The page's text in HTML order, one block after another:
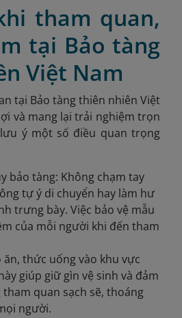
tham quan,
tại Bảo tàng
Việt Nam
tại Bảo tàng thiên nhiên Việt
và mang lại trải nghiệm trọn
ý một số điều quan trọng
bảo tàng: Không chạm tay
tự ý di chuyển hay làm hư
trưng bày. Việc bảo vệ mẫu
của mỗi người khi đến tham
ăn, thức uống vào khu vực
giúp giữ gìn vệ sinh và đảm
quan sạch sẽ, thoáng
người.